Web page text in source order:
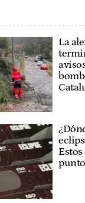
La